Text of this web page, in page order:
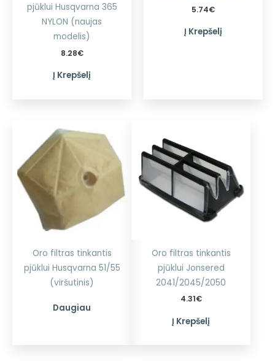
pjūklui Husqvarna 365
NYLON (naujas
modelis)
8.28€
Į Krepšelį
5.74€
Į Krepšelį
Oro filtras tinkantis
pjūklui Husqvarna 51/55
(viršutinis)
Daugiau
Oro filtras tinkantis
pjūklui Jonsered
2041/2045/2050
4.31€
Į Krepšelį